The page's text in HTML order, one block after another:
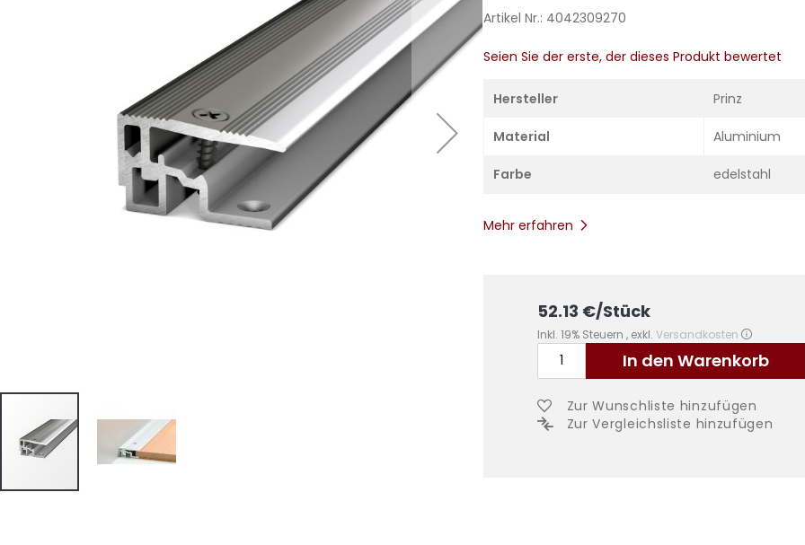
Artikel Nr.: 4042309270
Seien Sie der erste, der dieses Produkt bewertet
Hersteller Prinz
Material Aluminium
Farbe edelstahl
Mehr erfahren
52.13 €/Stück
Inkl. 19% Steuern , exkl. Versandkosten
In den Warenkorb
Zur Wunschliste hinzufügen
Zur Vergleichsliste hinzufügen